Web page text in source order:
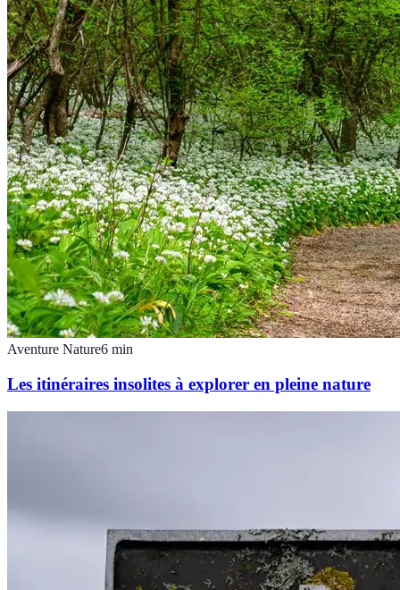
Aventure Nature6 min
Les itinéraires insolites à explorer en pleine nature